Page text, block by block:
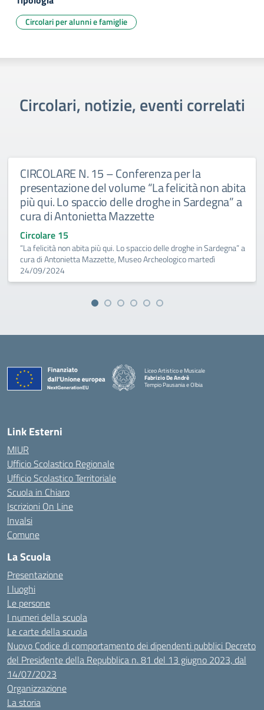
Circolari per alunni e famiglie
Circolari, notizie, eventi correlati
CIRCOLARE N. 15 – Conferenza per la
presentazione del volume “La felicità non abita
più qui. Lo spaccio delle droghe in Sardegna” a
cura di Antonietta Mazzette
Circolare 15
“La felicità non abita più qui. Lo spaccio delle droghe in Sardegna” a
cura di Antonietta Mazzette, Museo Archeologico martedì
24/09/2024
Liceo Artistico e Musicale
Fabrizio De Andrè
Tempio Pausania e Olbia
— Visita la pagina iniziale della scuola
Link Esterni
MIUR
Ufficio Scolastico Regionale
Ufficio Scolastico Territoriale
Scuola in Chiaro
Iscrizioni On Line
Invalsi
Comune
La Scuola
Presentazione
I luoghi
Le persone
I numeri della scuola
Le carte della scuola
Nuovo Codice di comportamento dei dipendenti pubblici Decreto
del Presidente della Repubblica n. 81 del 13 giugno 2023, dal
14/07/2023
Organizzazione
La storia